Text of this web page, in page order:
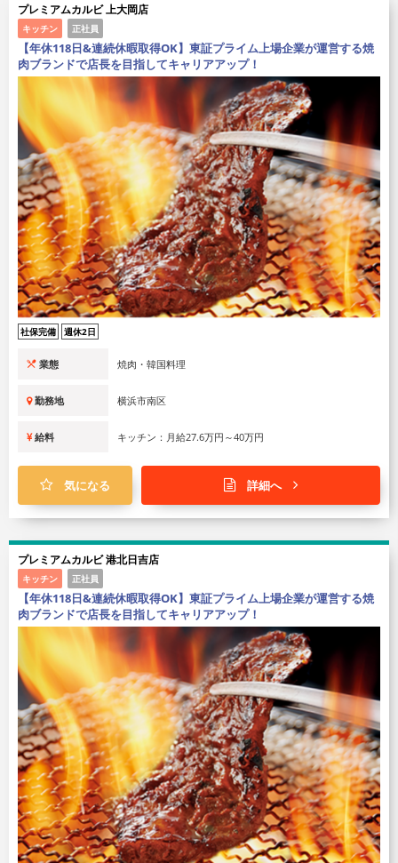
プレミアムカルビ 上大岡店
キッチン 正社員
【年休118日&連続休暇取得OK】東証プライム上場企業が運営する焼
肉ブランドで店長を目指してキャリアアップ！
社保完備 週休2日
業態 焼肉・韓国料理
勤務地 横浜市南区
給料 キッチン：月給27.6万円～40万円
気になる 詳細へ
プレミアムカルビ 港北日吉店
キッチン 正社員
【年休118日&連続休暇取得OK】東証プライム上場企業が運営する焼
肉ブランドで店長を目指してキャリアアップ！